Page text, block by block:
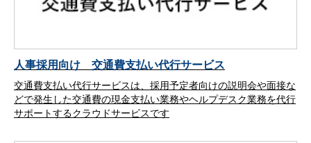
人事採用向け 交通費支払い代行サービス
交通費支払い代行サービスは、採用予定者向けの説明会や面接な
どで発生した交通費の現金支払い業務やヘルプデスク業務を代行
サポートするクラウドサービスです